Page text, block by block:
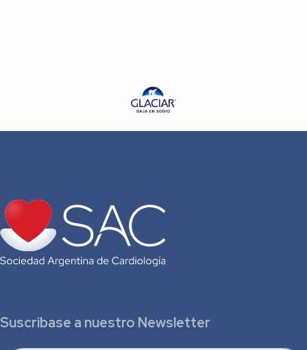
Suscribase a nuestro Newsletter